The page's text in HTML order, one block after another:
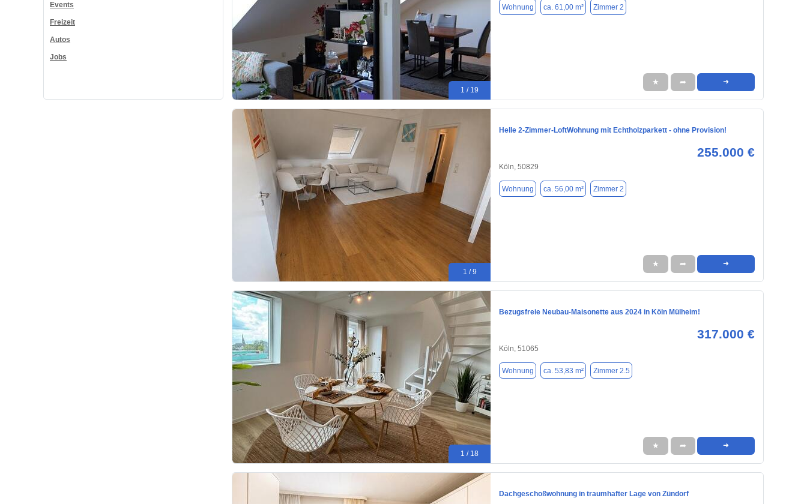
Events
Freizeit
Autos
Jobs
1 / 19
Wohnung ca. 61,00 m² Zimmer 2
★ ➦ ➜
1 / 9
Helle 2-Zimmer-LoftWohnung mit Echtholzparkett - ohne Provision!
255.000 €
Köln, 50829
Wohnung ca. 56,00 m² Zimmer 2
★ ➦ ➜
1 / 18
Bezugsfreie Neubau-Maisonette aus 2024 in Köln Mülheim!
317.000 €
Köln, 51065
Wohnung ca. 53,83 m² Zimmer 2.5
★ ➦ ➜
Dachgeschoßwohnung in traumhafter Lage von Zündorf